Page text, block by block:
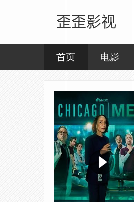
歪歪影视
首页 电影